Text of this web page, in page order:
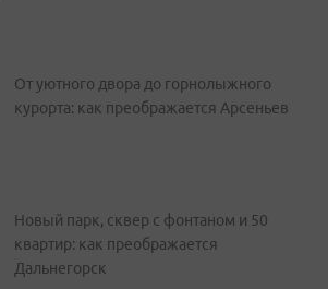
От уютного двора до горнолыжного
курорта: как преображается Арсеньев
Новый парк, сквер с фонтаном и 50
квартир: как преображается
Дальнегорск